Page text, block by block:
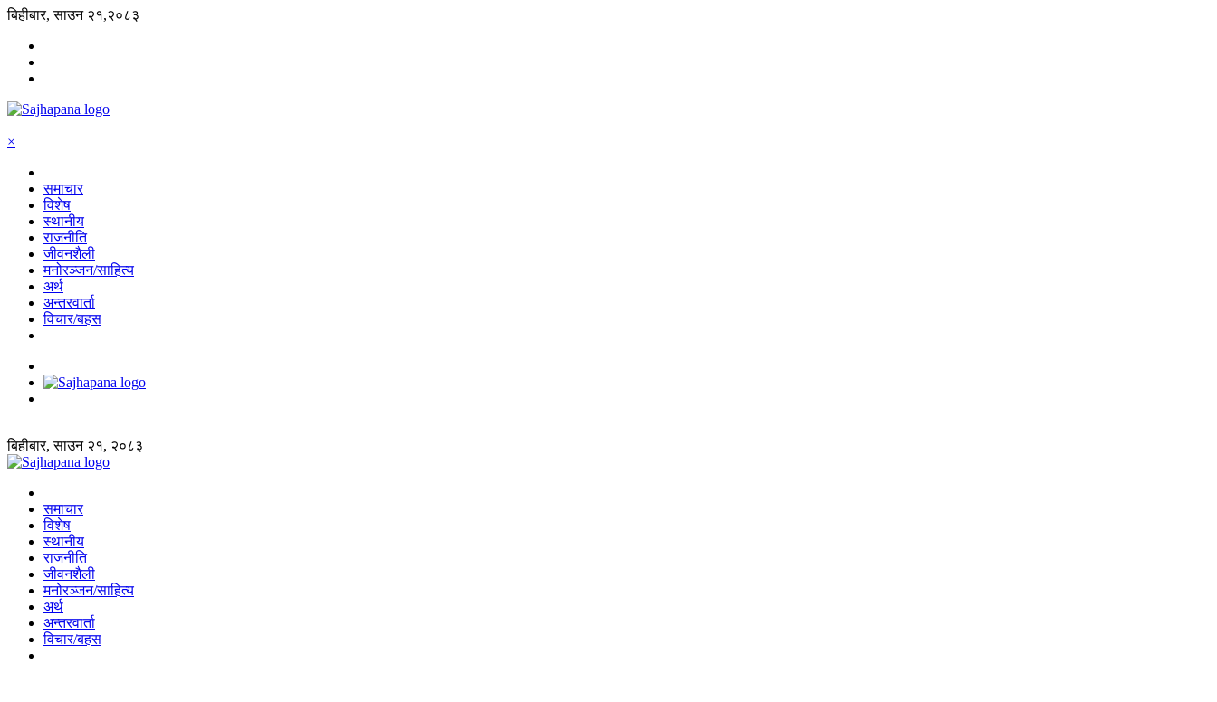
बिहीबार, साउन २१,२०८३
×
समाचार
विशेष
स्थानीय
राजनीति
जीवनशैली
मनोरञ्जन/साहित्य
अर्थ
अन्तरवार्ता
विचार/बहस
बिहीबार, साउन २१, २०८३
समाचार
विशेष
स्थानीय
राजनीति
जीवनशैली
मनोरञ्जन/साहित्य
अर्थ
अन्तरवार्ता
विचार/बहस